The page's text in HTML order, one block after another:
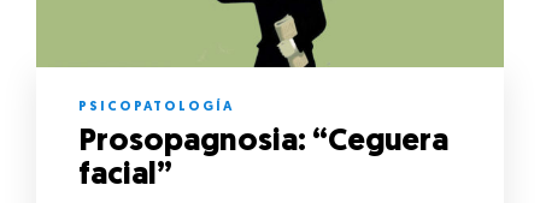
PSICOPATOLOGÍA
Prosopagnosia: “Ceguera
facial”